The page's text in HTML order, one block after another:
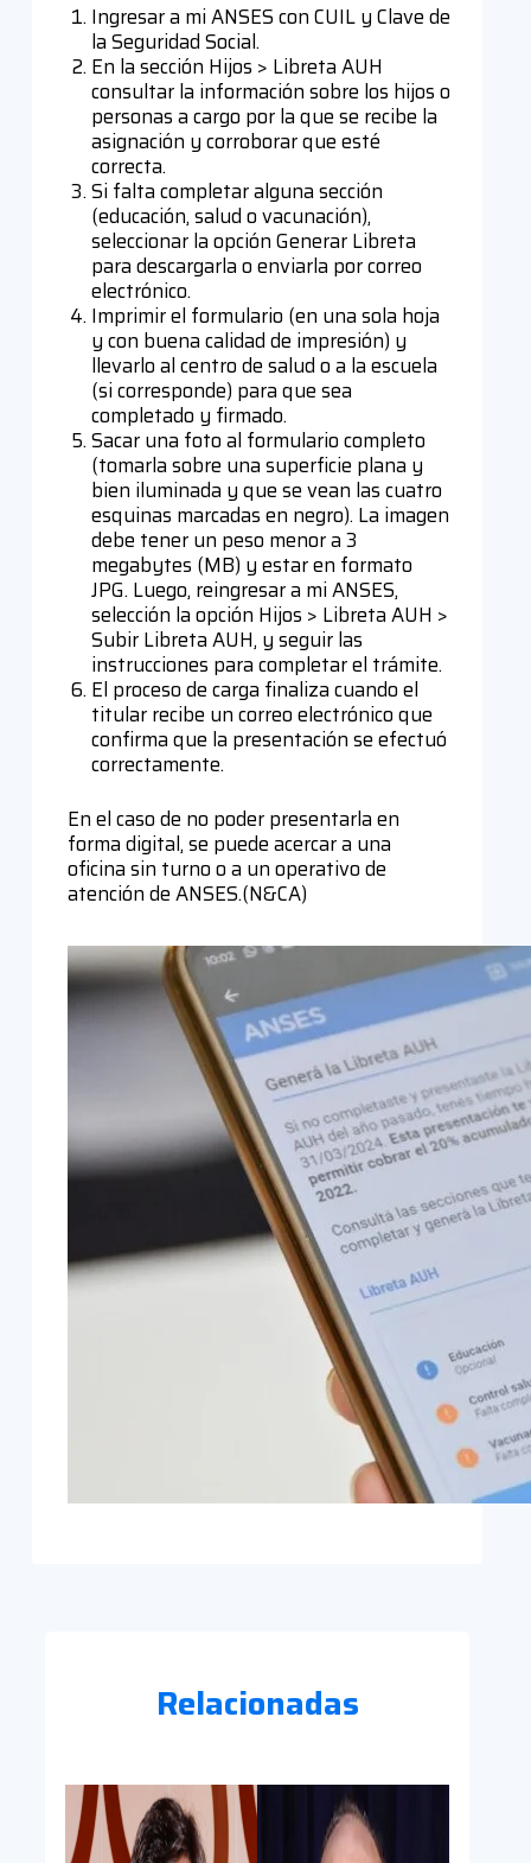
Ingresar a mi ANSES con CUIL y Clave de
la Seguridad Social.
En la sección Hijos > Libreta AUH
consultar la información sobre los hijos o
personas a cargo por la que se recibe la
asignación y corroborar que esté
correcta.
Si falta completar alguna sección
(educación, salud o vacunación),
seleccionar la opción Generar Libreta
para descargarla o enviarla por correo
electrónico.
Imprimir el formulario (en una sola hoja
y con buena calidad de impresión) y
llevarlo al centro de salud o a la escuela
(si corresponde) para que sea
completado y firmado.
Sacar una foto al formulario completo
(tomarla sobre una superficie plana y
bien iluminada y que se vean las cuatro
esquinas marcadas en negro). La imagen
debe tener un peso menor a 3
megabytes (MB) y estar en formato
JPG. Luego, reingresar a mi ANSES,
selección la opción Hijos > Libreta AUH >
Subir Libreta AUH, y seguir las
instrucciones para completar el trámite.
El proceso de carga finaliza cuando el
titular recibe un correo electrónico que
confirma que la presentación se efectuó
correctamente.
En el caso de no poder presentarla en
forma digital, se puede acercar a una
oficina sin turno o a un operativo de
atención de ANSES.(N&CA)
Relacionadas